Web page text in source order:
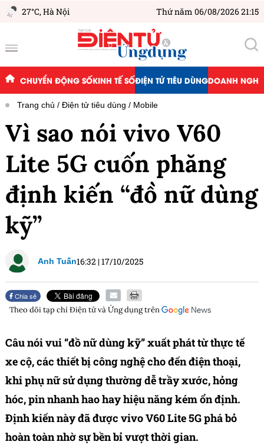
27°C,Hà Nội Thứ năm 06/08/2026 21:15
CHUYỂN ĐỘNG SỐKINH TẾ SỐĐIỆN TỬ TIÊU DÙNGDOANH
Trang chủ Điện tử tiêu dùng Mobile
Vì sao nói vivo V60
Lite 5G cuốn phăng
định kiến “đồ nữ dùng
kỹ”
Anh Tuấn16:32 |17/10/2025
Chia sẻ
Theo dõi tạp chíĐiện tử và Ứng dụngtrên
Câu nói vui “đồ nữ dùng kỹ” xuất phát từ thực tế
xe cộ, các thiết bị công nghệ cho đến điện thoại,
khi phụ nữ sử dụng thường dễ trầy xước, hỏng
hóc, pin nhanh hao hay hiệu năng kém ổn định.
Định kiến này đã được vivo V60 Lite 5G phá bỏ
hoàn toàn nhờ sự bền bỉ vượt thời gian.